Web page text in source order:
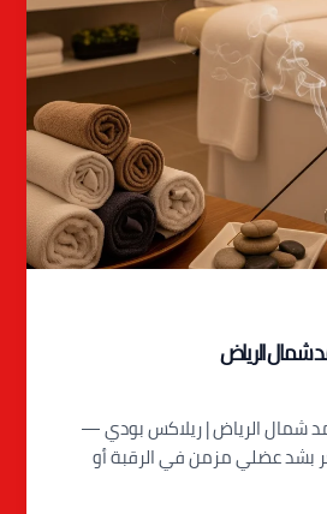
الرياض
شمال الرياض | ريلاكس بودي —
هل تشعر بشد عضلي مزمن في الرقبة أو